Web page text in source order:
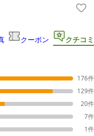
クーポン クチコミ
176件
129件
20件
7件
1件